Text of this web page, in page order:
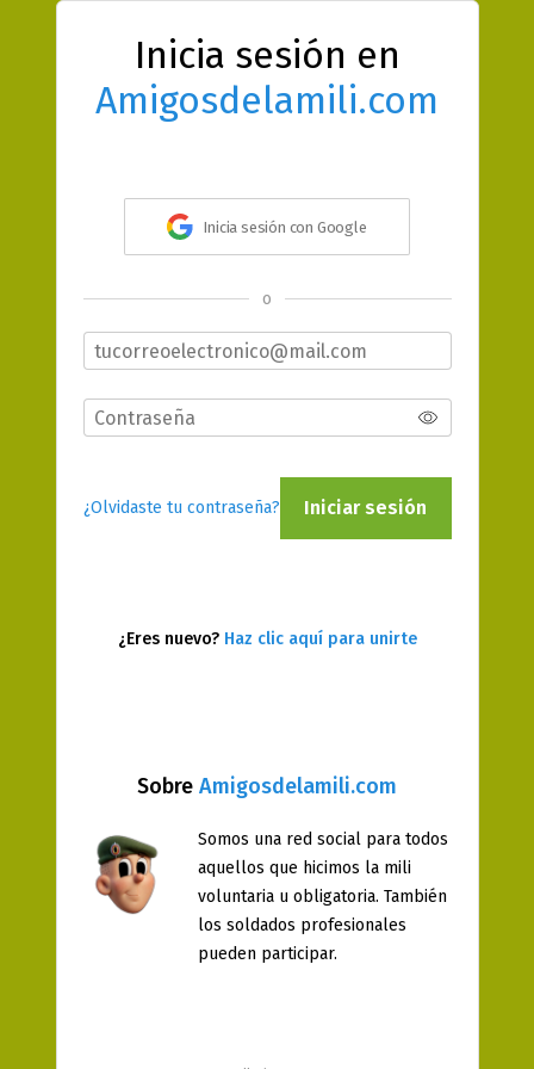
Sobre Amigosdelamili.com
Somos una red social para todos
aquellos que hicimos la mili
voluntaria u obligatoria. También
los soldados profesionales
pueden participar.
Inicia sesión en
Amigosdelamili.com
Inicia sesión con Google
o
¿Olvidaste tu contraseña? Iniciar sesión
¿Eres nuevo? Haz clic aquí para unirte